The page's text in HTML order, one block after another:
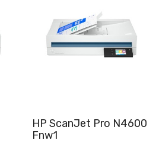
HP ScanJet Pro N4600
Fnw1